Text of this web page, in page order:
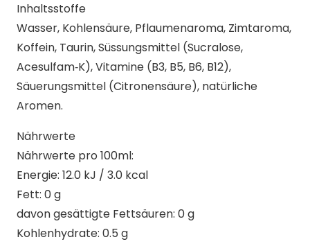
Inhaltsstoffe
Wasser, Kohlensäure, Pflaumenaroma, Zimtaroma,
Koffein, Taurin, Süssungsmittel (Sucralose,
Acesulfam‑K), Vitamine (B3, B5, B6, B12),
Säuerungsmittel (Citronensäure), natürliche
Aromen.
Nährwerte
Nährwerte pro 100ml:
Energie: 12.0 kJ / 3.0 kcal
Fett: 0 g
davon gesättigte Fettsäuren: 0 g
Kohlenhydrate: 0.5 g